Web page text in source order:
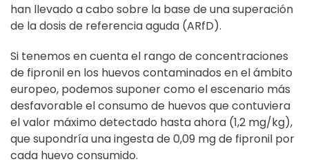
han llevado a cabo sobre la base de una superación
de la dosis de referencia aguda (ARfD).
Si tenemos en cuenta el rango de concentraciones
de fipronil en los huevos contaminados en el ámbito
europeo, podemos suponer como el escenario más
desfavorable el consumo de huevos que contuviera
el valor máximo detectado hasta ahora (1,2 mg/kg),
que supondría una ingesta de 0,09 mg de fipronil por
cada huevo consumido.